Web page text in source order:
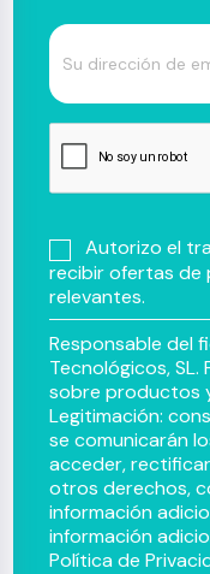
Autorizo el
recibir ofertas
relevantes.
Responsable del
Tecnológicos, SL.
sobre productos
Legitimación:
se comunicarán
acceder,
otros derechos,
información
información
Política de